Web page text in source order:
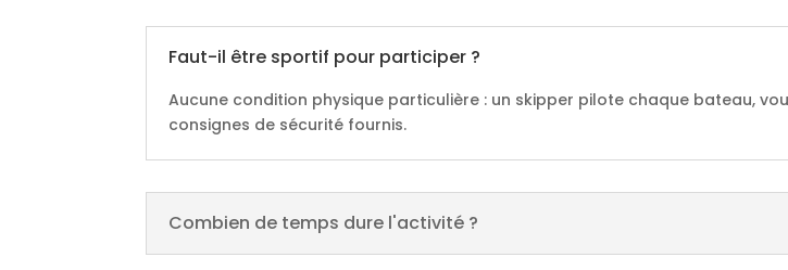
Faut-il être sportif pour participer ?
Aucune condition physique particulière : un skipper pilote chaque bateau,
consignes de sécurité fournis.
Combien de temps dure l'activité ?